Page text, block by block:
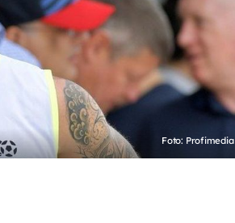
Foto: Profimedia